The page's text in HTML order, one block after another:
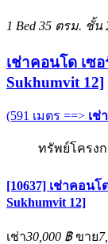
1 Bed 35 ตรม. ชั้น
เช่าคอนโด เซ
Sukhumvit 12]
(591 เมตร ==> เช่
ทรัพย์โครง
[10637] เช่าคอนโ
Sukhumvit 12]
เช่า30,000 ฿ ขาย